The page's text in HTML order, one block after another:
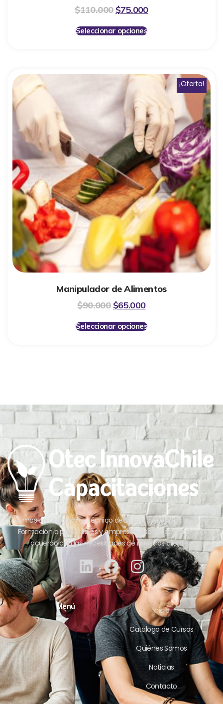
$110.000 $75.000
Seleccionar opciones
¡Oferta!
Manipulador de Alimentos
$90.000 $65.000
Seleccionar opciones
Somos un Organismo Técnico dedicado a la Capacitación y
Formación a particulares y empresas diseñando cursos de
acuerdo con las necesidades de nuestros clientes.
Menú
Inicio
Catálogo de Cursos
Quiénes Somos
Noticias
Contacto